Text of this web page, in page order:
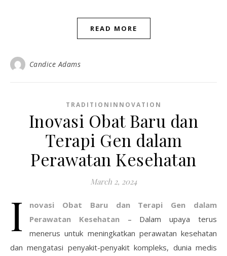
READ MORE
Candice Adams
TRADITIONINNOVATION
Inovasi Obat Baru dan
Terapi Gen dalam
Perawatan Kesehatan
March 2, 2024
I
novasi Obat Baru dan Terapi Gen dalam
Perawatan Kesehatan– Dalam upaya terus
menerus untuk meningkatkan perawatan kesehatan
dan mengatasi penyakit-penyakit kompleks, dunia medis